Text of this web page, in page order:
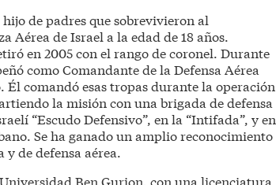
de padres que sobrevivieron al
Aérea de Israel a la edad de 18 años.
en 2005 con el rango de coronel. Durante
como Comandante de la Defensa Aérea
comandó esas tropas durante la operación
la misión con una brigada de defensa
“Escudo Defensivo”, en la “Intifada”, y en
Se ha ganado un amplio reconocimiento
y de defensa aérea.
Ben Gurion, con una licenciatura